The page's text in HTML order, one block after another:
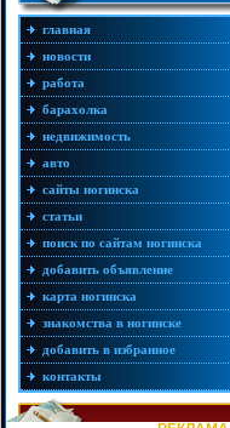
главная
новости
работа
барахолка
недвижимость
авто
сайты ногинска
статьи
поиск по сайтам ногинска
добавить объявление
карта ногинска
знакомства в ногинске
добавить в избранное
контакты